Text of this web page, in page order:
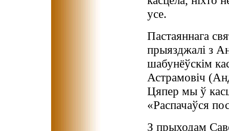
усе.
Пастаяннага
прыязджалі з
шабунёўскім
Астрамовіч
Цяпер мы ў
«Распачаўся
З прыходам